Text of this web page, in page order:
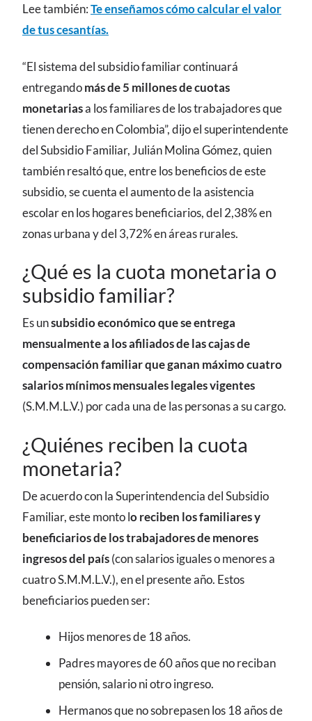
Lee también:Te enseñamos cómo calcular el valor
de tus cesantías.
“El sistema del subsidio familiar continuará
entregandomás de 5 millones de cuotas
monetariasa los familiares de los trabajadores que
tienen derecho en Colombia”, dijo el superintendente
del Subsidio Familiar, Julián Molina Gómez, quien
también resaltó que, entre los beneficios de este
subsidio, se cuenta el aumento de la asistencia
escolar en los hogares beneficiarios, del 2,38% en
zonas urbana y del 3,72% en áreas rurales.
¿Qué es la cuota monetaria o
subsidio familiar?
Es unsubsidio económico que se entrega
mensualmentea los afiliados de las cajas de
compensación familiar que ganan máximo cuatro
salarios mínimos mensuales legales vigentes
(S.M.M.L.V.) por cada una de las personas a su cargo.
¿Quiénes reciben la cuota
monetaria?
De acuerdo con la Superintendencia del Subsidio
Familiar, este monto lo reciben los familiares y
beneficiarios de los trabajadores de menores
ingresos del país(con salarios iguales o menores a
cuatro S.M.M.L.V.), en el presente año. Estos
beneficiarios pueden ser:
Hijos menores de 18 años.
Padres mayores de 60 años que no reciban
pensión, salario ni otro ingreso.
Hermanos que no sobrepasen los 18 años de